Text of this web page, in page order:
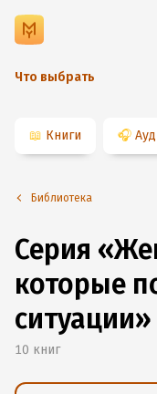
Что выбрать
📖 Книги 🎧
Библиотека
Серия
которые
ситуации»
10 книг